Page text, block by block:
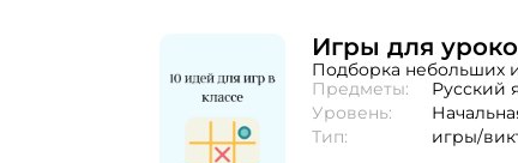
Игры для
Подборка небольших
Предметы:
Русский
Уровень:
Тип:
игры/